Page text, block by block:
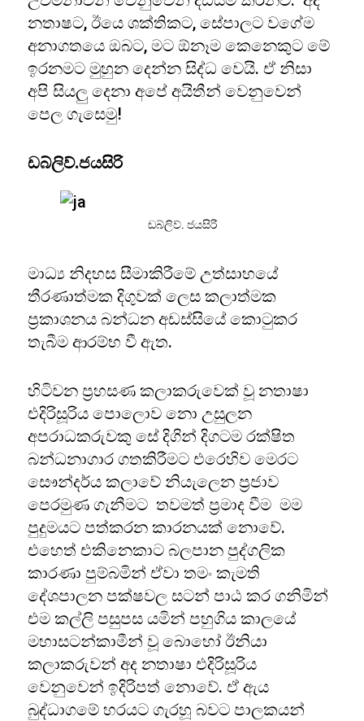
නතාෂට, ඊයෙ ශක්තිකට, සේපාලට වගේම
අනාගතයෙ ඔබට, මට ඕනෑම කෙනෙකුට මේ
ඉරනමට මුහුන දෙන්න සිද්ධ වෙයි. ඒ නිසා
අපි සියලු දෙනා අපේ අයිතීන් වෙනුවෙන්
පෙල ගැසෙමු!
ඩබ්ලිව්.ජයසිරි
ඩබ්ලිව්. ජයසිරි
මාධ්‍ය නිදහස සීමාකිරීමේ උත්සාහයේ
තීරණාත්මක දිගුවක් ලෙස කලාත්මක
ප්‍රකාශනය බන්ධන අඩස්සියේ කොටුකර
තැබීම ආරම්භ වී ඇත.
හිටිවන ප්‍රහසණ කලාකරුවෙක් වූ නතාෂා
එදිරිසූරිය පොලොව නො උසුලන
අපරාධකරුවකු සේ දිගින් දිගටම රක්ෂිත
බන්ධනාගාර ගතකිරීමට එරෙහිව මෙරට
සෞන්දර්ය කලාවේ නියැලෙන ප්‍රජාව
පෙරමුණ ගැනීමට තවමත් ප්‍රමාද වීම මම
පුදුමයට පත්කරන කාරනයක් නොවේ.
එහෙත් එකිනෙකාට බලපාන පුද්ගලික
කාරණා පුම්බමින් ඒවා තමං කැමති
දේශපාලන පක්ෂවල සටන් පාඨ කර ගනිමින්
එම කල්ලි පසුපස යමින් පහුගිය කාලයේ
මහාසටන්කාමීන් වූ බොහෝ ඊනියා
කලාකරුවන් අද නතාෂා එදිරිසූරිය
වෙනුවෙන් ඉදිරිපත් නොවේ. ඒ ඇය
බුද්ධාගමේ හරයට ගැරහූ බවට පාලකයන්